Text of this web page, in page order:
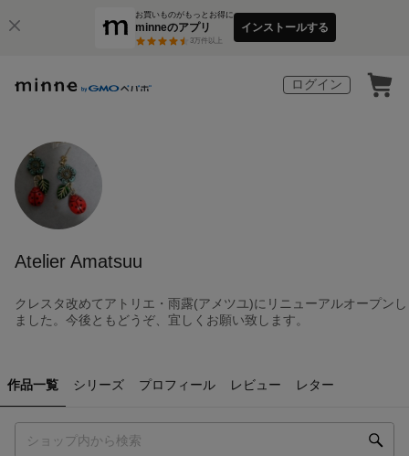
お買いものがもっとお得に
minneのアプリ
3万件以上
インストールする
ログイン
Atelier Amatsuu
クレスタ改めてアトリエ・雨露(アメツユ)にリニューアルオープンし
ました。今後ともどうぞ、宜しくお願い致します。
作品一覧 シリーズ プロフィール レビュー レター